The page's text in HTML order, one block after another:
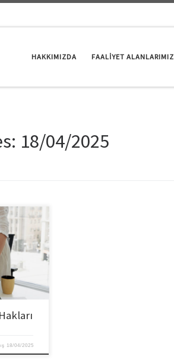
HAKKIMIZDA FAALİYET ALANLARIMIZ
18/04/2025
18/04/2025